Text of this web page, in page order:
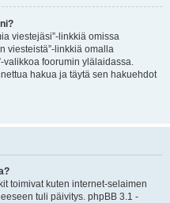
viestejäsi”-linkkiä omissa
viesteistä”-linkkiä omalla
valikkoa foorumin ylälaidassa.
hakua ja täytä sen hakuehdot
toimivat kuten internet-selaimen
tuli päivitys. phpBB 3.1 -